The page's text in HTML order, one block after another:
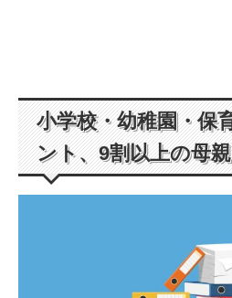
小学校・幼稚園・保
ント、9割以上の母